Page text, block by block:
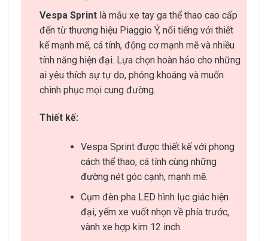
Vespa Sprintlà mẫu xe tay ga thể thao cao cấp
đến từ thương hiệu Piaggio Ý, nổi tiếng với thiết
kế mạnh mẽ, cá tính, động cơ mạnh mẽ và nhiều
tính năng hiện đại. Lựa chọn hoàn hảo cho những
ai yêu thích sự tự do, phóng khoáng và muốn
chinh phục mọi cung đường.
Thiết kế:
Vespa Sprint được thiết kế với phong
cách thể thao, cá tính cùng những
đường nét góc cạnh, mạnh mẽ.
Cụm đèn pha LED hình lục giác hiện
đại, yếm xe vuốt nhọn về phía trước,
vành xe hợp kim 12 inch.